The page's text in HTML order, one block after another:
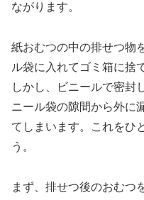
ながります。
紙おむつの中の排せつ物
ル袋に入れてゴミ箱に捨
しかし、ビニールで密封
ニール袋の隙間から外に
てしまいます。これをひ
う。
まず、排せつ後のおむつ